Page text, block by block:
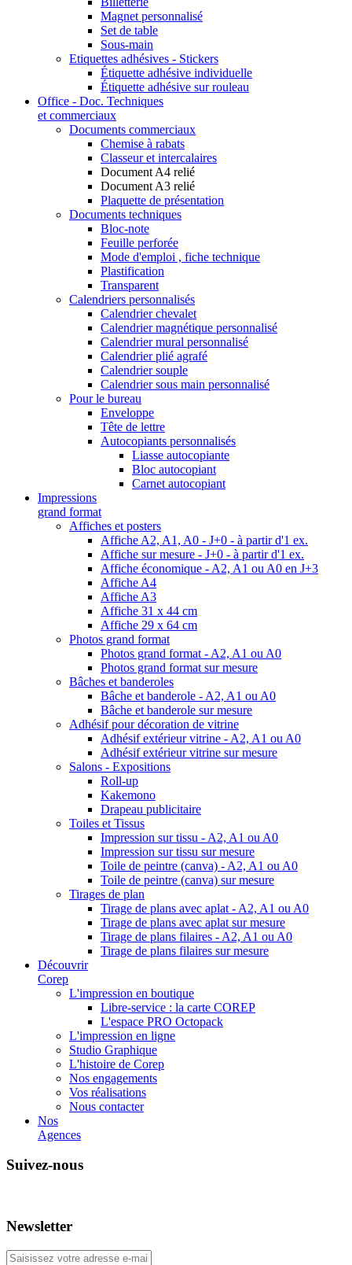
Magnet personnalisé
Set de table
Sous-main
Etiquettes adhésives - Stickers
Étiquette adhésive individuelle
Étiquette adhésive sur rouleau
Office - Doc. Techniques
et commerciaux
Documents commerciaux
Chemise à rabats
Classeur et intercalaires
Document A4 relié
Document A3 relié
Plaquette de présentation
Documents techniques
Bloc-note
Feuille perforée
Mode d'emploi , fiche technique
Plastification
Transparent
Calendriers personnalisés
Calendrier chevalet
Calendrier magnétique personnalisé
Calendrier mural personnalisé
Calendrier plié agrafé
Calendrier souple
Calendrier sous main personnalisé
Pour le bureau
Enveloppe
Tête de lettre
Autocopiants personnalisés
Liasse autocopiante
Bloc autocopiant
Carnet autocopiant
Impressions
grand format
Affiches et posters
Affiche A2, A1, A0 - J+0 - à partir d'1 ex.
Affiche sur mesure - J+0 - à partir d'1 ex.
Affiche économique - A2, A1 ou A0 en J+3
Affiche A4
Affiche A3
Affiche 31 x 44 cm
Affiche 29 x 64 cm
Photos grand format
Photos grand format - A2, A1 ou A0
Photos grand format sur mesure
Bâches et banderoles
Bâche et banderole - A2, A1 ou A0
Bâche et banderole sur mesure
Adhésif pour décoration de vitrine
Adhésif extérieur vitrine - A2, A1 ou A0
Adhésif extérieur vitrine sur mesure
Salons - Expositions
Roll-up
Kakemono
Drapeau publicitaire
Toiles et Tissus
Impression sur tissu - A2, A1 ou A0
Impression sur tissu sur mesure
Toile de peintre (canva) - A2, A1 ou A0
Toile de peintre (canva) sur mesure
Tirages de plan
Tirage de plans avec aplat - A2, A1 ou A0
Tirage de plans avec aplat sur mesure
Tirage de plans filaires - A2, A1 ou A0
Tirage de plans filaires sur mesure
Découvrir
Corep
L'impression en boutique
Libre-service : la carte COREP
L'espace PRO Octopack
L'impression en ligne
Studio Graphique
L'histoire de Corep
Nos engagements
Vos réalisations
Nous contacter
Nos
Agences
Suivez-nous
Newsletter